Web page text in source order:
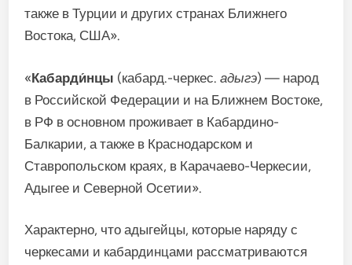
также в Турции и других странах Ближнего
Востока, США».
«Кабарди́нцы (кабард.-черкес.адыгэ) — народ
в Российской Федерации и на Ближнем Востоке,
в РФ в основном проживает в Кабардино-
Балкарии, а также в Краснодарском и
Ставропольском краях, в Карачаево-Черкесии,
Адыгее и Северной Осетии».
Характерно, что адыгейцы, которые наряду с
черкесами и кабардинцами рассматриваются